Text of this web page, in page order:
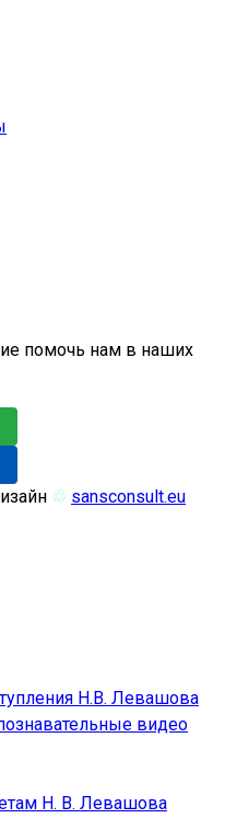
помочь нам в наших
♲ sansconsult.eu
Н.В. Левашова
видео
Н. В. Левашова